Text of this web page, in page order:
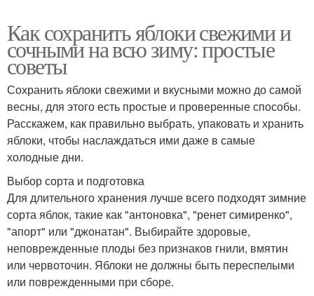
Как сохранить яблоки свежими и
сочными на всю зиму: простые
советы
Сохранить яблоки свежими и вкусными можно до самой
весны, для этого есть простые и проверенные способы.
Расскажем, как правильно выбрать, упаковать и хранить
яблоки, чтобы наслаждаться ими даже в самые
холодные дни.
Выбор сорта и подготовка
Для длительного хранения лучше всего подходят зимние
сорта яблок, такие как "антоновка", "ренет симиренко",
"апорт" или "джонатан". Выбирайте здоровые,
неповрежденные плоды без признаков гнили, вмятин
или червоточин. Яблоки не должны быть переспелыми
или поврежденными при сборе.